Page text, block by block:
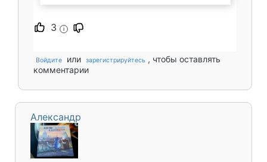
3 i
Войдите или зарегистрируйтесь , чтобы оставлять
комментарии
Александр